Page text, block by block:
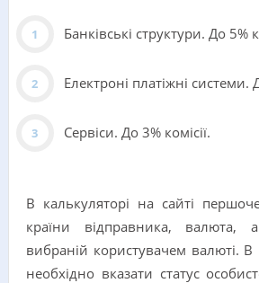
Банківські структури. До 5%
Електроні платіжні системи.
Сервіси. До 3% комісії.
В калькуляторі на сайті
країни відправника,
вибраній користувачем валюті. В
необхідно вказати статус